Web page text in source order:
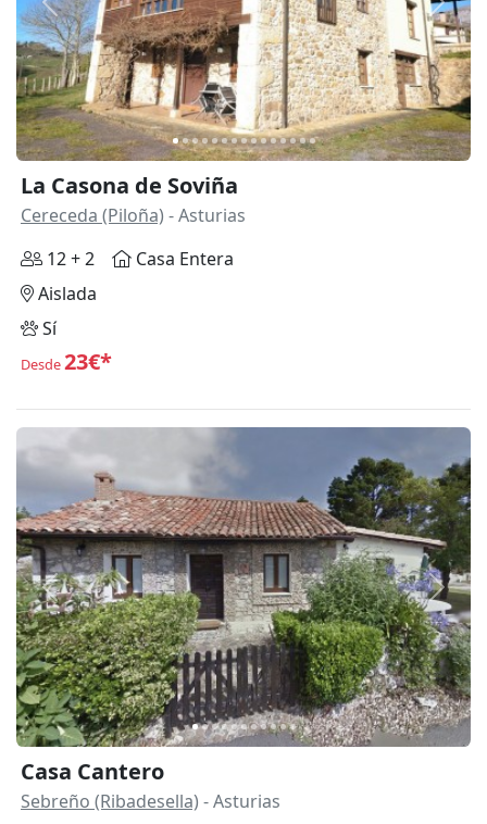
Anterior
La Casona de Soviña
Cereceda (Piloña) - Asturias
12 + 2
Casa Entera
Aislada
Sí
Desde23€*
Anterior
Casa Cantero
Sebreño (Ribadesella) - Asturias